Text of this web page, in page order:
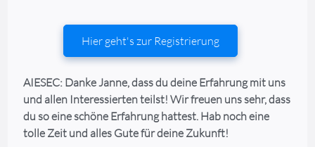
Hier geht's zur Registrierung
AIESEC: Danke Janne, dass du deine Erfahrung mit uns
und allen Interessierten teilst! Wir freuen uns sehr, dass
du so eine schöne Erfahrung hattest. Hab noch eine
tolle Zeit und alles Gute für deine Zukunft!